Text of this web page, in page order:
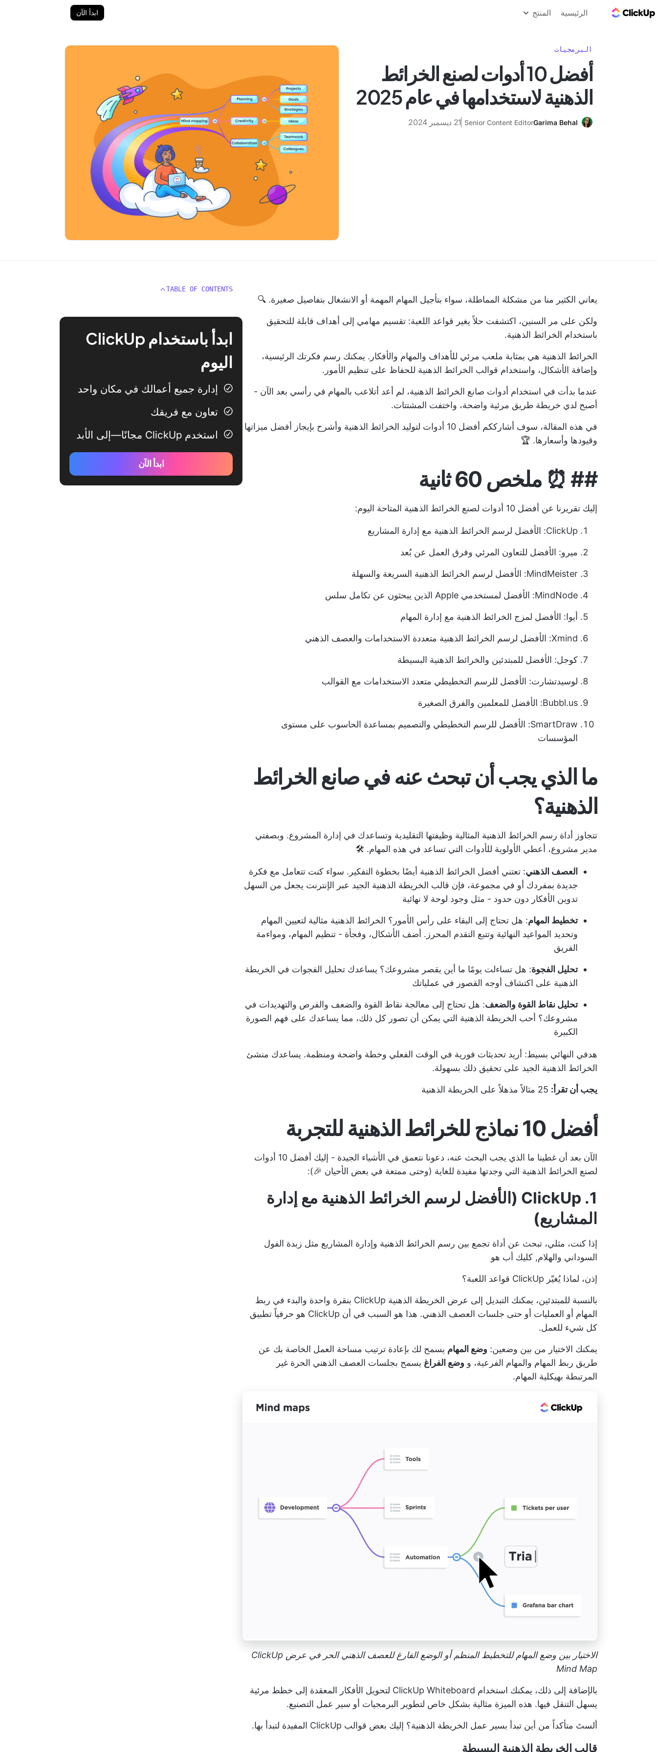
الرئيسية المنتج ابدأ الآن
البرمجيات
أفضل 10 أدوات لصنع الخرائط
الذهنية لاستخدامها في عام 2025
Garima Behal
Senior Content Editor 21 ديسمبر 2024
يعاني الكثير منا من مشكلة المماطلة، سواء بتأجيل المهام المهمة أو الانشغال بتفاصيل صغيرة. 🔍
ولكن على مر السنين، اكتشفت حلاً يغير قواعد اللعبة: تقسيم مهامي إلى أهداف قابلة للتحقيق
باستخدام الخرائط الذهنية.
الخرائط الذهنية هي بمثابة ملعب مرئي للأهداف والمهام والأفكار. يمكنك رسم فكرتك الرئيسية،
وإضافة الأشكال، واستخدام قوالب الخرائط الذهنية للحفاظ على تنظيم الأمور.
عندما بدأت في استخدام أدوات صانع الخرائط الذهنية، لم أعد أتلاعب بالمهام في رأسي بعد الآن -
أصبح لدي خريطة طريق مرئية واضحة، واختفت المشتتات.
في هذه المقالة، سوف أشارككم أفضل 10 أدوات لتوليد الخرائط الذهنية وأشرح بإيجاز أفضل ميزاتها
وقيودها وأسعارها. 🏆
## ⏰ ملخص 60 ثانية
إليك تقريرنا عن أفضل 10 أدوات لصنع الخرائط الذهنية المتاحة اليوم:
ClickUp: الأفضل لرسم الخرائط الذهنية مع إدارة المشاريع
ميرو: الأفضل للتعاون المرئي وفرق العمل عن بُعد
MindMeister: الأفضل لرسم الخرائط الذهنية السريعة والسهلة
MindNode: الأفضل لمستخدمي Apple الذين يبحثون عن تكامل سلس
أيوا: الأفضل لمزج الخرائط الذهنية مع إدارة المهام
Xmind: الأفضل لرسم الخرائط الذهنية متعددة الاستخدامات والعصف الذهني
كوجل: الأفضل للمبتدئين والخرائط الذهنية البسيطة
لوسيدتشارت: الأفضل للرسم التخطيطي متعدد الاستخدامات مع القوالب
Bubbl.us: الأفضل للمعلمين والفرق الصغيرة
SmartDraw: الأفضل للرسم التخطيطي والتصميم بمساعدة الحاسوب على مستوى
المؤسسات
ما الذي يجب أن تبحث عنه في صانع الخرائط
الذهنية؟
تتجاوز أداة رسم الخرائط الذهنية المثالية وظيفتها التقليدية وتساعدك في إدارة المشروع. وبصفتي
مدير مشروع، أعطي الأولوية للأدوات التي تساعد في هذه المهام. 🛠️
العصف الذهني: تعتني أفضل الخرائط الذهنية أيضًا بخطوة التفكير. سواء كنت تتعامل مع فكرة
جديدة بمفردك أو في مجموعة، فإن قالب الخريطة الذهنية الجيد عبر الإنترنت يجعل من السهل
تدوين الأفكار دون حدود - مثل وجود لوحة لا نهائية
تخطيط المهام: هل تحتاج إلى البقاء على رأس الأمور؟ الخرائط الذهنية مثالية لتعيين المهام
وتحديد المواعيد النهائية وتتبع التقدم المحرز. أضف الأشكال، وفجأة - تنظيم المهام، ومواءمة
الفريق
تحليل الفجوة: هل تساءلت يومًا ما أين يقصر مشروعك؟ يساعدك تحليل الفجوات في الخريطة
الذهنية على اكتشاف أوجه القصور في عملياتك
تحليل نقاط القوة والضعف: هل تحتاج إلى معالجة نقاط القوة والضعف والفرص والتهديدات في
مشروعك؟ أحب الخريطة الذهنية التي يمكن أن تصور كل ذلك، مما يساعدك على فهم الصورة
الكبيرة
هدفي النهائي بسيط: أريد تحديثات فورية في الوقت الفعلي وخطة واضحة ومنظمة. يساعدك منشئ
الخرائط الذهنية الجيد على تحقيق ذلك بسهولة.
يجب أن تقرأ: 25 مثالاً مذهلاً على الخريطة الذهنية
أفضل 10 نماذج للخرائط الذهنية للتجربة
الآن بعد أن غطينا ما الذي يجب البحث عنه، دعونا نتعمق في الأشياء الجيدة - إليك أفضل 10 أدوات
لصنع الخرائط الذهنية التي وجدتها مفيدة للغاية (وحتى ممتعة في بعض الأحيان 🎉):
1. ClickUp (الأفضل لرسم الخرائط الذهنية مع إدارة
المشاريع)
إذا كنت، مثلي، تبحث عن أداة تجمع بين رسم الخرائط الذهنية وإدارة المشاريع مثل زبدة الفول
السوداني والهلام, كليك أب هو
إذن، لماذا يُغيّر ClickUp قواعد اللعبة؟
بالنسبة للمبتدئين، يمكنك التبديل إلى عرض الخريطة الذهنية ClickUp
بنقرة واحدة والبدء في ربط
المهام أو العمليات أو حتى جلسات العصف الذهني. هذا هو السبب في أن ClickUp هو حرفياً تطبيق
كل شيء للعمل.
يمكنك الاختيار من بين وضعين: وضع المهام يسمح لك بإعادة ترتيب مساحة العمل الخاصة بك عن
طريق ربط المهام والمهام الفرعية، و وضع الفراغ يسمح بجلسات العصف الذهني الحرة غير
المرتبطة بهيكلية المهام.
الاختيار بين وضع المهام للتخطيط المنظم أو الوضع الفارغ للعصف الذهني الحر في عرض ClickUp
Mind Map
بالإضافة إلى ذلك، يمكنك استخدام ClickUp Whiteboard لتحويل الأفكار المعقدة إلى خطط مرئية
يسهل التنقل فيها. هذه الميزة مثالية بشكل خاص لتطوير البرمجيات أو سير عمل التصنيع.
ألستَ متأكداً من أين تبدأ بسير عمل الخريطة الذهنية؟ إليك بعض قوالب ClickUp المفيدة لتبدأ بها.
قالب الخريطة الذهنية البسيطة
TABLE OF CONTENTS
ابدأ باستخدام ClickUp
اليوم
إدارة جميع أعمالك في مكان واحد
تعاون مع فريقك
استخدم ClickUp مجانًا—إلى الأبد
ابدأ الآن